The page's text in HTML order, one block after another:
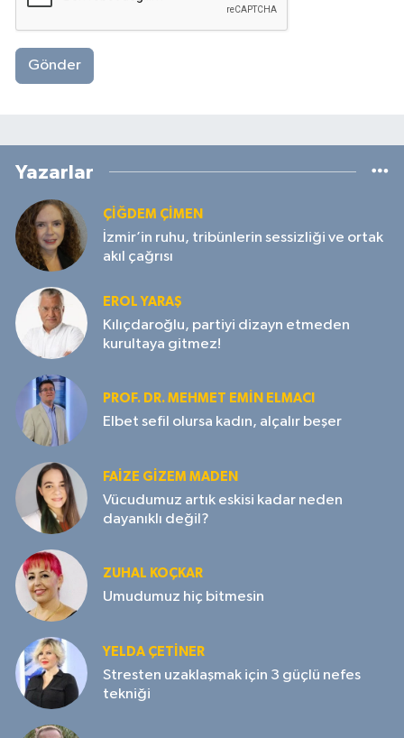
Gönder
Yazarlar
ÇIĞDEM ÇIMEN
İzmir’in ruhu, tribünlerin sessizliği ve ortak
akıl çağrısı
EROL YARAŞ
Kılıçdaroğlu, partiyi dizayn etmeden
kurultaya gitmez!
PROF. DR. MEHMET EMIN ELMACI
Elbet sefil olursa kadın, alçalır beşer
FAIZE GIZEM MADEN
Vücudumuz artık eskisi kadar neden
dayanıklı değil?
ZUHAL KOÇKAR
Umudumuz hiç bitmesin
YELDA ÇETİNER
Stresten uzaklaşmak için 3 güçlü nefes
tekniği